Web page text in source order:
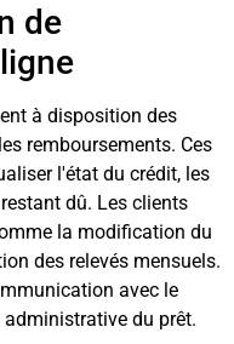
de
à disposition des
remboursements. Ces
l'état du crédit, les
dû. Les clients
la modification du
des relevés mensuels.
avec le
du prêt.